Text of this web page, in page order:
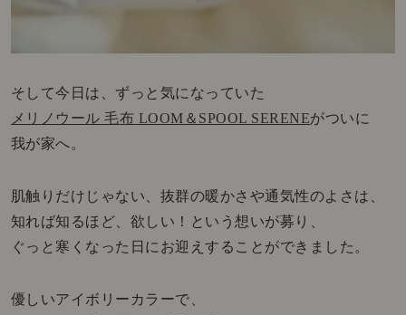
そして今日は、ずっと気になっていた
メリノウール 毛布 LOOM＆SPOOL SERENEがついに
我が家へ。
肌触りだけじゃない、抜群の暖かさや通気性のよさは、
知れば知るほど、欲しい！という想いが募り、
ぐっと寒くなった日にお迎えすることができました。
優しいアイボリーカラーで、